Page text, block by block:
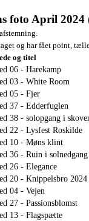
foto April 2024
og har fået point,
og titel
06 - Harekamp
03 - White Room
05 - Fjer
37 - Edderfuglen
38 - solopgang i
22 - Lysfest Roskilde
10 - Møns klint
36 - Ruin i solnedgang
26 - Elegance
20 - Knippelsbro 2024
04 - Vejen
27 - Passionsblomst
13 - Flagspætte